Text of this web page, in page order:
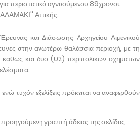
περιστατικό αγνοούμενου 89χρονου
Αττικής.
και Διάσωσης Αρχηγείου Λιμενικού
στην ανωτέρω θαλάσσια περιοχή, με τη
και δύο (02) περιπολικών οχημάτων
τυχόν εξελίξεις πρόκειται να αναφερθούν
γραπτή άδειας της σελίδας